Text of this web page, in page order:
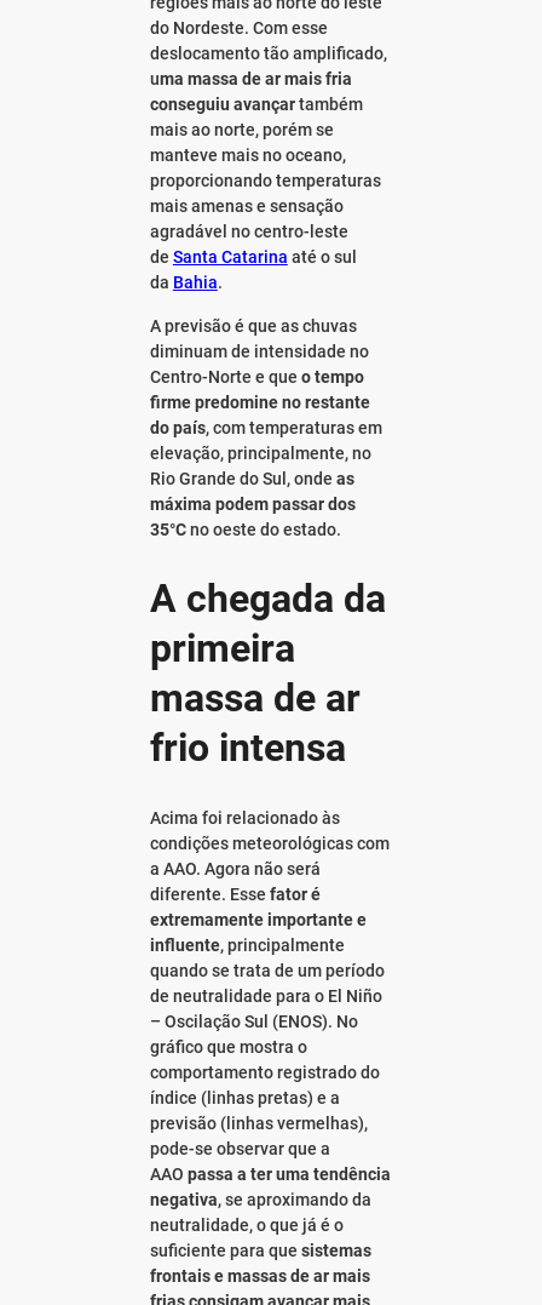
do Nordeste. Com esse
deslocamento tão amplificado,
uma massa de ar mais fria
conseguiu avançartambém
mais ao norte, porém se
manteve mais no oceano,
proporcionando temperaturas
mais amenas e sensação
agradável no centro-leste
de Santa Catarina até o sul
da Bahia.
A previsão é que as chuvas
diminuam de intensidade no
Centro-Norte e que o tempo
firme predomine no restante
do país, com temperaturas em
elevação, principalmente, no
Rio Grande do Sul, onde as
máxima podem passar dos
35°Cno oeste do estado.
A chegada da
primeira
massa de ar
frio intensa
Acima foi relacionado às
condições meteorológicas com
a AAO. Agora não será
diferente. Esse fator é
extremamente importante e
influente, principalmente
quando se trata de um período
de neutralidade para o El Niño
– Oscilação Sul (ENOS). No
gráfico que mostra o
comportamento registrado do
índice (linhas pretas) e a
previsão (linhas vermelhas),
pode-se observar que a
AAO passa a ter uma tendência
negativa, se aproximando da
neutralidade, o que já é o
suficiente para que sistemas
frontais e massas de ar mais
frias consigam avançar mais